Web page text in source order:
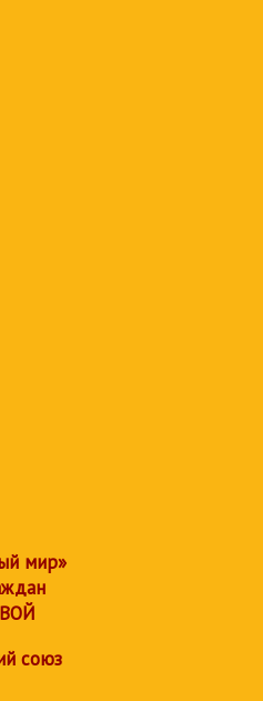
мир»
союз